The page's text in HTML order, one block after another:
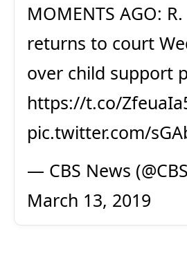
MOMENTS AGO:
returns to court
over child support
https://t.co/
pic.twitter.com/
— CBS News
March 13, 2019